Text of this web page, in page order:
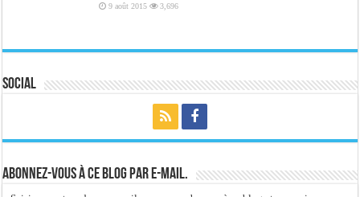
9 août 2015 3,696
Social
Abonnez-vous à ce blog par e-mail.